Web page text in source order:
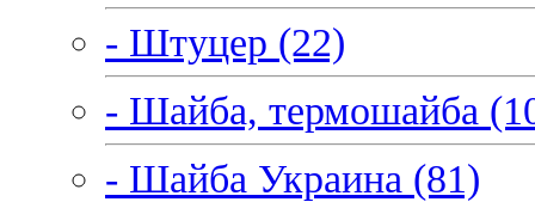
- Штуцер (22)
- Шайба, термошайба
- Шайба Украина (81)